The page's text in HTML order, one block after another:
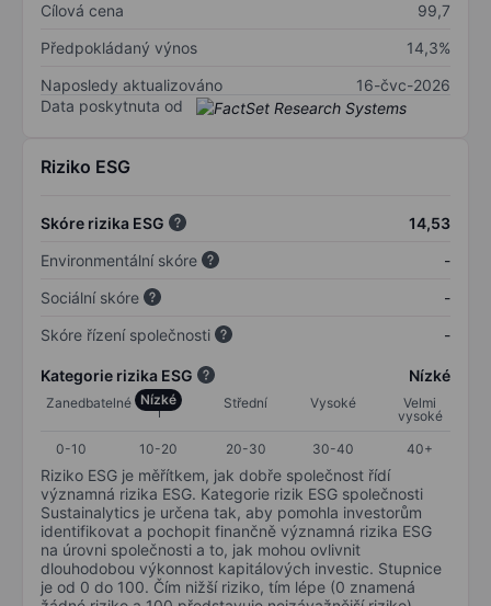
Cílová cena
99,7
Předpokládaný výnos
14,3%
Naposledy aktualizováno
16-čvc-2026
Data poskytnuta od
Riziko ESG
Skóre rizika ESG
14,53
Environmentální skóre
-
Sociální skóre
-
Skóre řízení společnosti
-
Kategorie rizika ESG Nízké
Zanedbatelné Nízké Střední Vysoké
Velmi
vysoké
0-10
10-20 20-30 30-40 40+
Riziko ESG je měřítkem, jak dobře společnost řídí
významná rizika ESG. Kategorie rizik ESG společnosti
Sustainalytics je určena tak, aby pomohla investorům
identifikovat a pochopit finančně významná rizika ESG
na úrovni společnosti a to, jak mohou ovlivnit
dlouhodobou výkonnost kapitálových investic. Stupnice
je od 0 do 100. Čím nižší riziko, tím lépe (0 znamená